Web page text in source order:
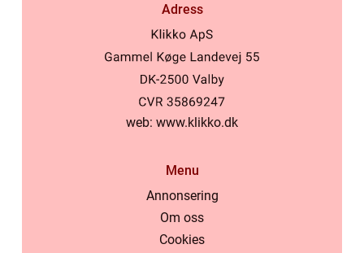
Adress
web: www.klikko.dk
Menu
Annonsering
Om oss
Cookies